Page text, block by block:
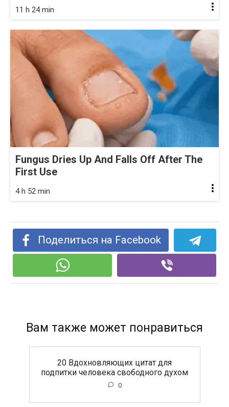
11 h 24 min
Fungus Dries Up And Falls Off After The
First Use
4 h 52 min
Поделиться на Facebook
Вам также может понравиться
20 Вдохновляющих цитат для
подпитки человека свободного духом
0